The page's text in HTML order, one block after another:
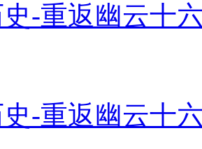
-重返幽云十
-重返幽云十